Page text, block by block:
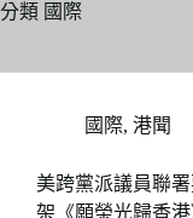
分類 國際
國際, 港聞
美跨黨派議員聯署
架《願榮光歸香